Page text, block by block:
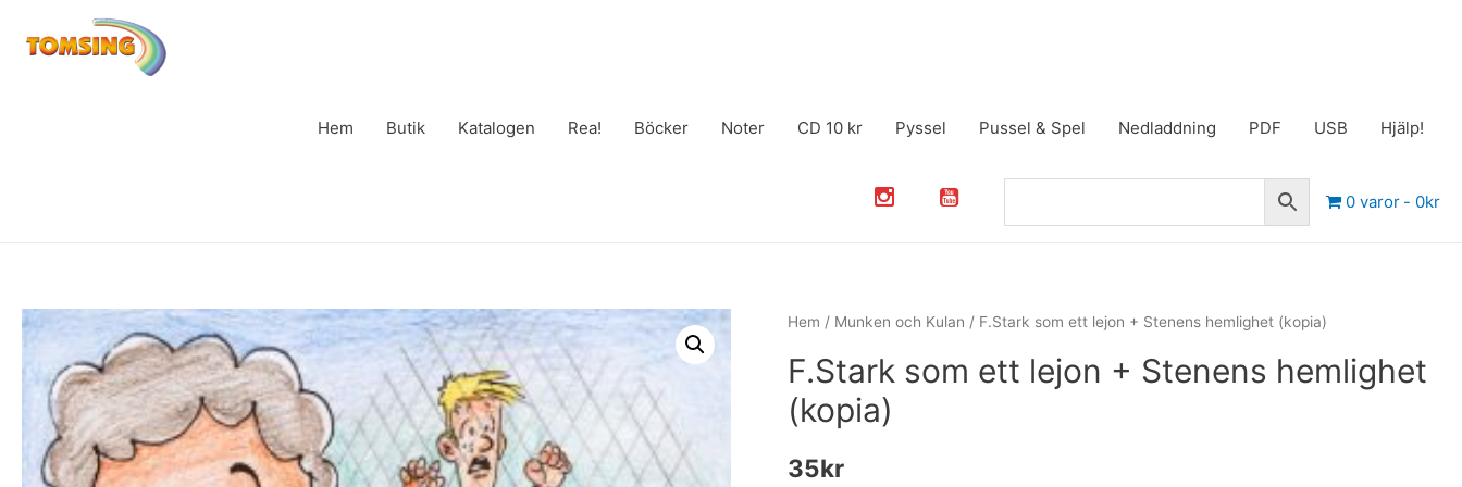
Hem Butik Katalogen Rea! Böcker Noter CD 10 kr Pyssel Pussel & Spel Nedladdning PDF USB Hjälp!
0 varor 0kr
Hem / Munken och Kulan / F.Stark som ett lejon + Stenens hemlighet (kopia)
F.Stark som ett lejon + Stenens hemlighet
(kopia)
35kr